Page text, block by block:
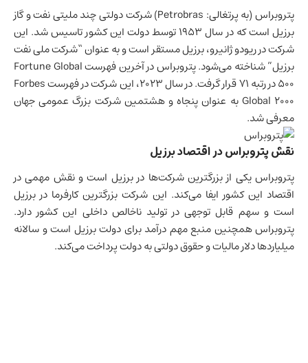
پتروبراس (به پرتغالی: Petrobras) شرکت دولتی چند ملیتی نفت و گاز
برزیل است که در سال ۱۹۵۳ توسط دولت این کشور تاسیس شد. این
شرکت در ریودو ژانیرو، برزیل مستقر است و به عنوان “شرکت ملی نفت
برزیل” شناخته می‌شود. پتروبراس در آخرین فهرست Fortune Global
500 در رتبه ۷۱ قرار گرفت. در سال ۲۰۲۳، این شرکت در فهرست Forbes
Global 2000 به عنوان پنجاه و هشتمین شرکت بزرگ عمومی جهان
معرفی شد.
نقش پتروبراس در اقتصاد برزیل
پتروبراس یکی از بزرگترین شرکت‌ها در برزیل است و نقش مهمی در
اقتصاد این کشور ایفا می‌کند. این شرکت بزرگترین کارفرما در برزیل
است و سهم قابل توجهی درتولید ناخالص داخلی این کشور دارد.
پتروبراس همچنین منبع مهم درآمد برای دولت برزیل است و سالانه
میلیاردها دلار مالیات و حقوق دولتی به دولت پرداخت می‌کند.